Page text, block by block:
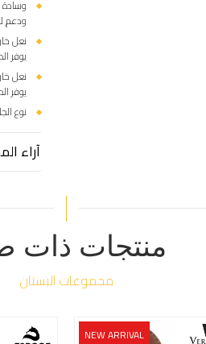
وسادة
ودعم
نعل
يوفر
نعل
يوفر
نوع
آراء
منتجات ذات
مجموعات البستان
NEW ARRIVAL